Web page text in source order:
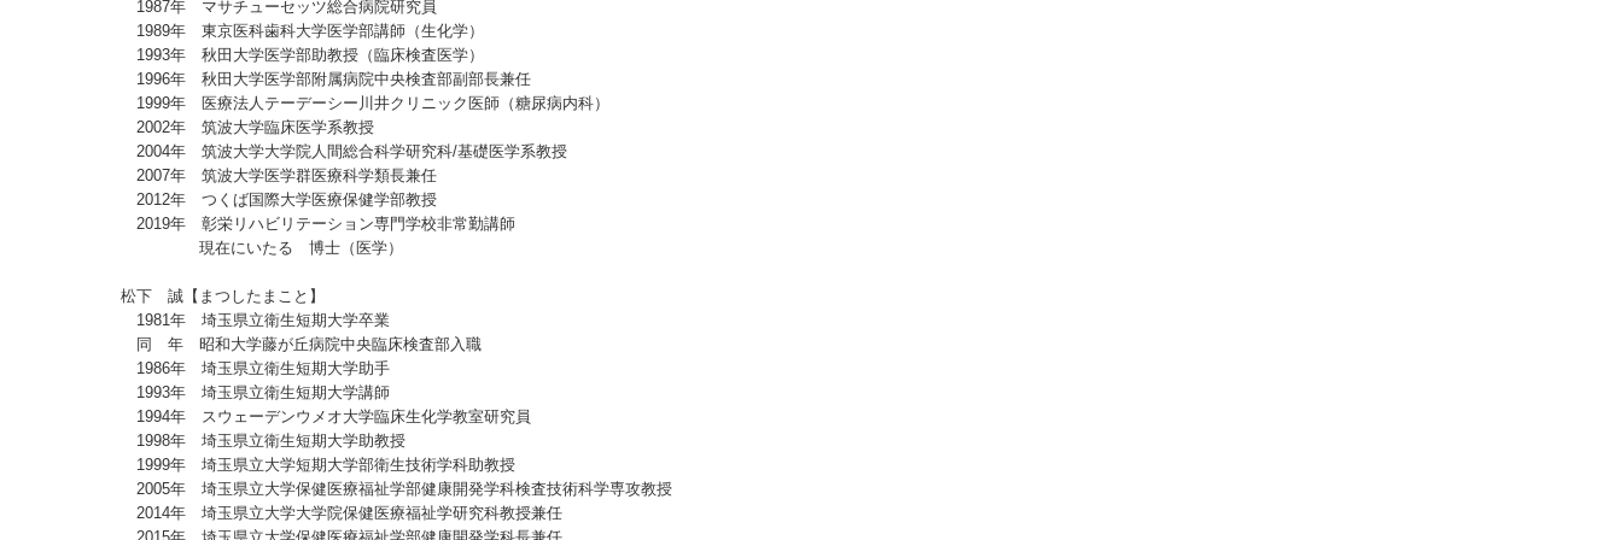
1987年 マサチューセッツ総合病院研究員
1989年 東京医科歯科大学医学部講師（生化学）
1993年 秋田大学医学部助教授（臨床検査医学）
1996年 秋田大学医学部附属病院中央検査部副部長兼任
1999年 医療法人テーデーシー川井クリニック医師（糖尿病内科）
2002年 筑波大学臨床医学系教授
2004年 筑波大学大学院人間総合科学研究科/基礎医学系教授
2007年 筑波大学医学群医療科学類長兼任
2012年 つくば国際大学医療保健学部教授
2019年 彰栄リハビリテーション専門学校非常勤講師
現在にいたる 博士（医学）
松下 誠【まつしたまこと】
1981年 埼玉県立衛生短期大学卒業
同 年 昭和大学藤が丘病院中央臨床検査部入職
1986年 埼玉県立衛生短期大学助手
1993年 埼玉県立衛生短期大学講師
1994年 スウェーデンウメオ大学臨床生化学教室研究員
1998年 埼玉県立衛生短期大学助教授
1999年 埼玉県立大学短期大学部衛生技術学科助教授
2005年 埼玉県立大学保健医療福祉学部健康開発学科検査技術科学専攻教授
2014年 埼玉県立大学大学院保健医療福祉学研究科教授兼任